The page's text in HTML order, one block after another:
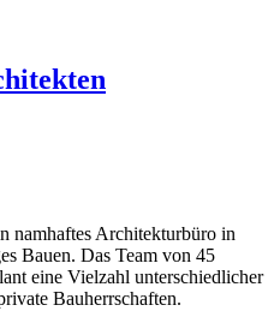
namhaftes Architekturbüro in
Bauen. Das Team von 45
eine Vielzahl unterschiedlicher
Bauherrschaften.